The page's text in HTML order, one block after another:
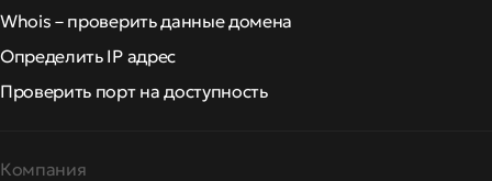
Whois – проверить данные домена
Определить IP адрес
Проверить порт на доступность
Компания